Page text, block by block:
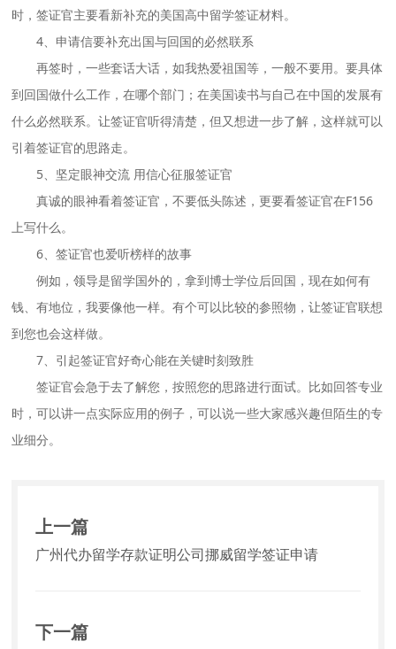
时，签证官主要看新补充的美国高中留学签证材料。
4、申请信要补充出国与回国的必然联系
再签时，一些套话大话，如我热爱祖国等，一般不要用。要具体
到回国做什么工作，在哪个部门；在美国读书与自己在中国的发展有
什么必然联系。让签证官听得清楚，但又想进一步了解，这样就可以
引着签证官的思路走。
5、坚定眼神交流 用信心征服签证官
真诚的眼神看着签证官，不要低头陈述，更要看签证官在F156
上写什么。
6、签证官也爱听榜样的故事
例如，领导是留学国外的，拿到博士学位后回国，现在如何有
钱、有地位，我要像他一样。有个可以比较的参照物，让签证官联想
到您也会这样做。
7、引起签证官好奇心能在关键时刻致胜
签证官会急于去了解您，按照您的思路进行面试。比如回答专业
时，可以讲一点实际应用的例子，可以说一些大家感兴趣但陌生的专
业细分。
上一篇
广州代办留学存款证明公司挪威留学签证申请
下一篇